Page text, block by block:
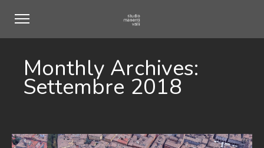
Monthly Archives:
Settembre 2018